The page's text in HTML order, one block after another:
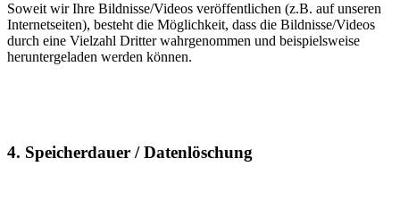
Soweit wir Ihre Bildnisse/Videos veröffentlichen (z.B. auf unseren
Internetseiten), besteht die Möglichkeit, dass die Bildnisse/Videos
durch eine Vielzahl Dritter wahrgenommen und beispiels­weise
heruntergeladen werden können.
4. Speicherdauer / Datenlöschung